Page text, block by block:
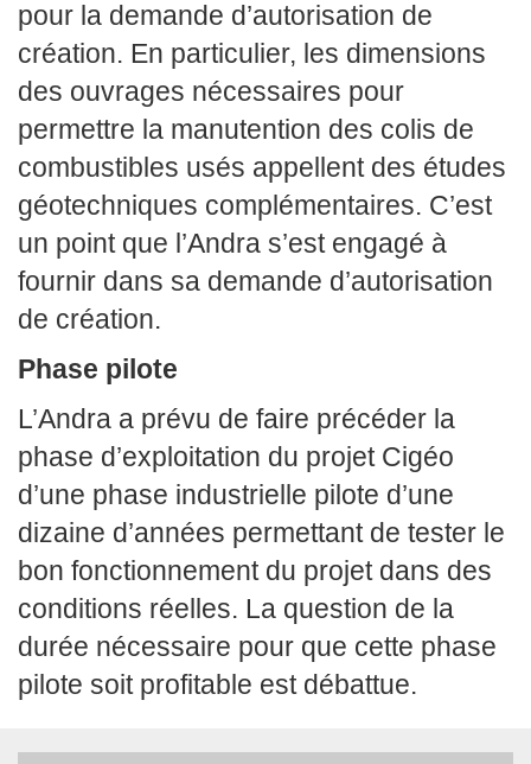
pour la demande d’autorisation de
création. En particulier, les dimensions
des ouvrages nécessaires pour
permettre la manutention des colis de
combustibles usés appellent des études
géotechniques complémentaires. C’est
un point que l’Andra s’est engagé à
fournir dans sa demande d’autorisation
de création.
Phase pilote
L’Andra a prévu de faire précéder la
phase d’exploitation du projet Cigéo
d’une phase industrielle pilote d’une
dizaine d’années permettant de tester le
bon fonctionnement du projet dans des
conditions réelles. La question de la
durée nécessaire pour que cette phase
pilote soit profitable est débattue.